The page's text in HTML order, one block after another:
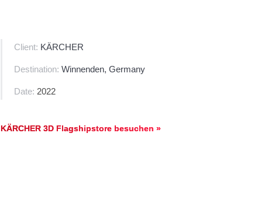
Client: KÄRCHER
Destination: Winnenden, Germany
Date: 2022
KÄRCHER 3D Flagshipstore besuchen »